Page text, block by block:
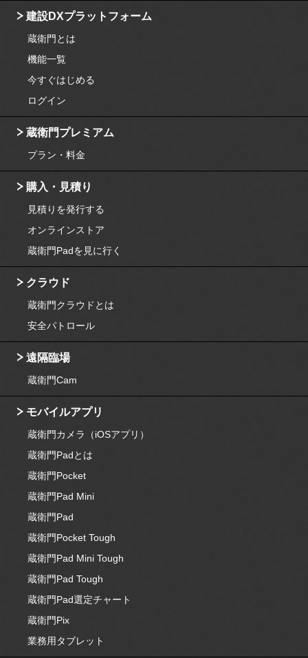
建設DXプラットフォーム
蔵衛門とは
機能一覧
今すぐはじめる
ログイン
蔵衛門プレミアム
プラン・料金
購入・見積り
見積りを発行する
オンラインストア
蔵衛門Padを見に行く
クラウド
蔵衛門クラウドとは
安全パトロール
遠隔臨場
蔵衛門Cam
モバイルアプリ
蔵衛門カメラ（iOSアプリ）
蔵衛門Padとは
蔵衛門Pocket
蔵衛門Pad Mini
蔵衛門Pad
蔵衛門Pocket Tough
蔵衛門Pad Mini Tough
蔵衛門Pad Tough
蔵衛門Pad選定チャート
蔵衛門Pix
業務用タブレット